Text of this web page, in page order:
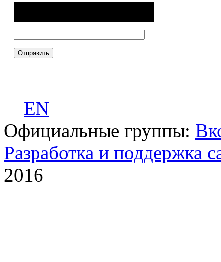
EN
Официальные группы:
Разработка и поддержка
2016